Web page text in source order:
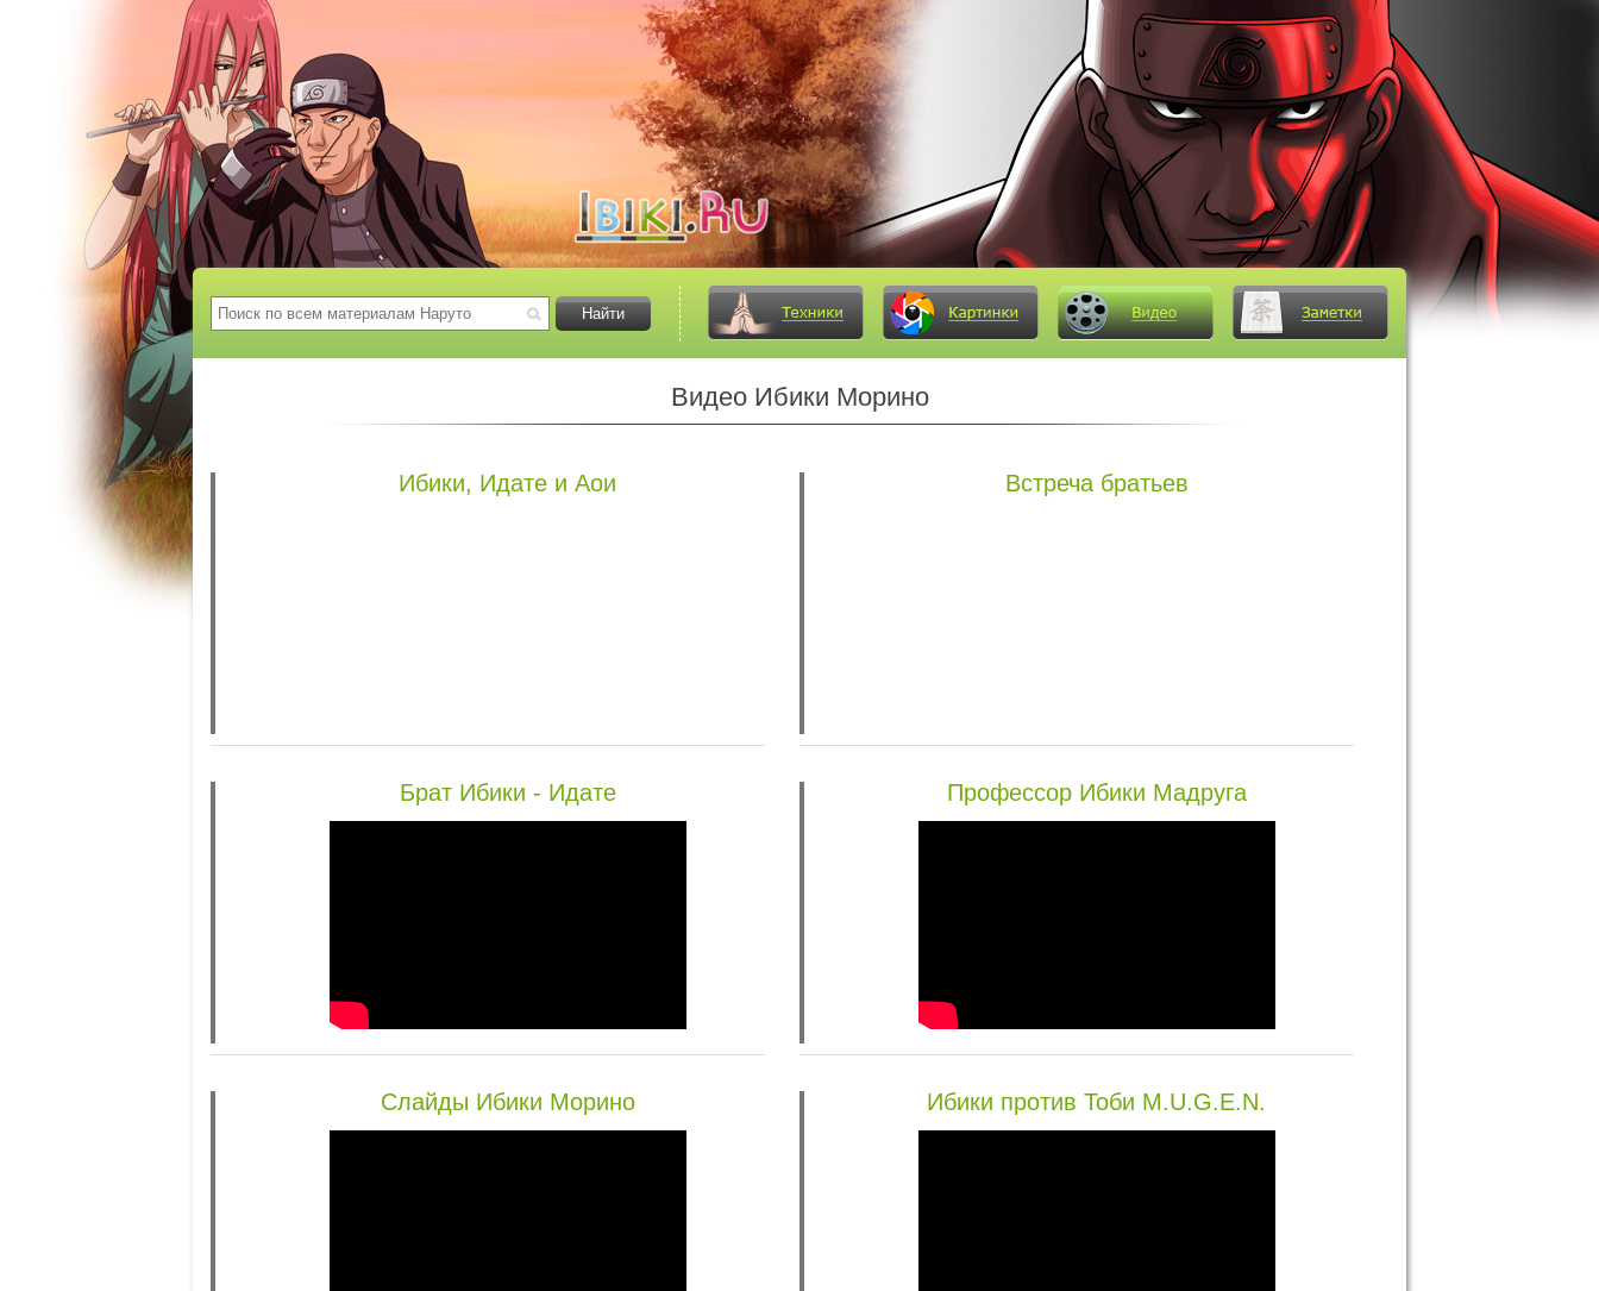
Видео Ибики Морино
Ибики, Идате и Аои Встреча братьев
Брат Ибики - Идате Профессор Ибики Мадруга
Слайды Ибики Морино Ибики против Тоби M.U.G.E.N.